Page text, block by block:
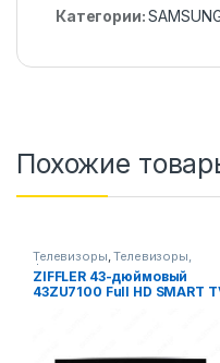
Категории:
Похожие
Телевизоры,Телевизоры,
фото-видео и аудио
ZIFFLER 43-дюймовый
43ZU7100 Full HD SMART